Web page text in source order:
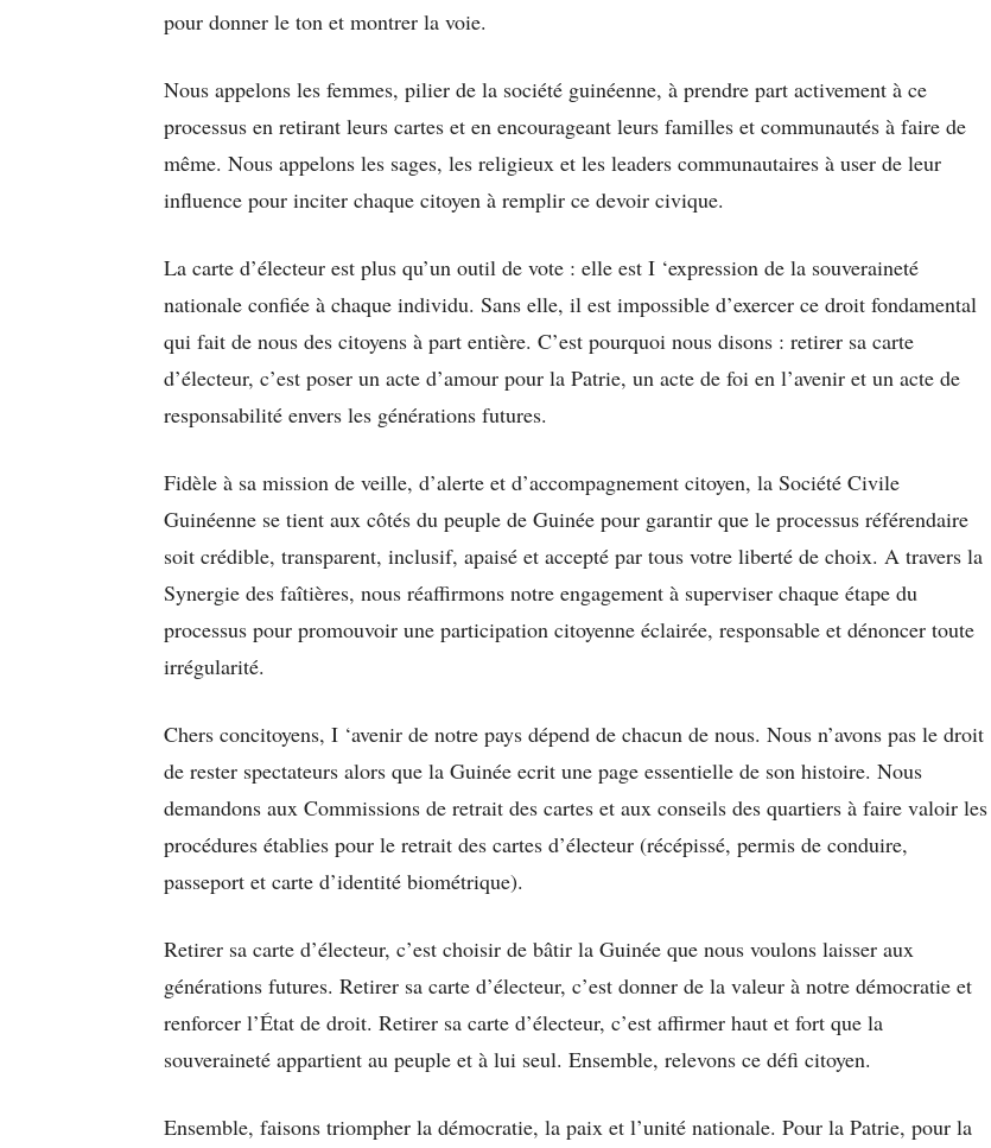
pour donner le ton et montrer la voie.
Nous appelons les femmes, pilier de la société guinéenne, à prendre part activement à ce
processus en retirant leurs cartes et en encourageant leurs familles et communautés à faire de
même. Nous appelons les sages, les religieux et les leaders communautaires à user de leur
influence pour inciter chaque citoyen à remplir ce devoir civique.
La carte d’électeur est plus qu’un outil de vote : elle est I ‘expression de la souveraineté
nationale confiée à chaque individu. Sans elle, il est impossible d’exercer ce droit fondamental
qui fait de nous des citoyens à part entière. C’est pourquoi nous disons : retirer sa carte
d’électeur, c’est poser un acte d’amour pour la Patrie, un acte de foi en l’avenir et un acte de
responsabilité envers les générations futures.
Fidèle à sa mission de veille, d’alerte et d’accompagnement citoyen, la Société Civile
Guinéenne se tient aux côtés du peuple de Guinée pour garantir que le processus référendaire
soit crédible, transparent, inclusif, apaisé et accepté par tous votre liberté de choix. A travers la
Synergie des faîtières, nous réaffirmons notre engagement à superviser chaque étape du
processus pour promouvoir une participation citoyenne éclairée, responsable et dénoncer toute
irrégularité.
Chers concitoyens, I ‘avenir de notre pays dépend de chacun de nous. Nous n’avons pas le droit
de rester spectateurs alors que la Guinée ecrit une page essentielle de son histoire. Nous
demandons aux Commissions de retrait des cartes et aux conseils des quartiers à faire valoir les
procédures établies pour le retrait des cartes d’électeur (récépissé, permis de conduire,
passeport et carte d’identité biométrique).
Retirer sa carte d’électeur, c’est choisir de bâtir la Guinée que nous voulons laisser aux
générations futures. Retirer sa carte d’électeur, c’est donner de la valeur à notre démocratie et
renforcer l’État de droit. Retirer sa carte d’électeur, c’est affirmer haut et fort que la
souveraineté appartient au peuple et à lui seul. Ensemble, relevons ce défi citoyen.
Ensemble, faisons triompher la démocratie, la paix et l’unité nationale. Pour la Patrie, pour la